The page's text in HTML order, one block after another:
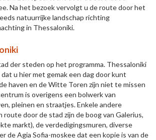
Na het bezoek vervolgt u de route door het
natuurrijke landschap richting
in Thessaloniki.
der steden op het programma. Thessaloniki
u hier met gemak een dag door kunt
haven en de Witte Toren zijn niet te missen
is overigens een bolwerk van
pleinen en straatjes. Enkele andere
route door de stad zijn de boog van Galerius,
markt), de verdedigingsmuren, diverse
de Agia Sofia-moskee dat een kopie is van de